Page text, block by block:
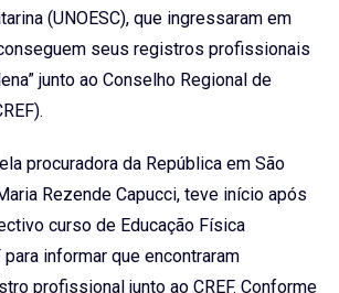
(UNOESC), que ingressaram em
seus registros profissionais
junto ao Conselho Regional de
procuradora da República em São
Rezende Capucci, teve início após
curso de Educação Física
informar que encontraram
profissional junto ao CREF. Conforme